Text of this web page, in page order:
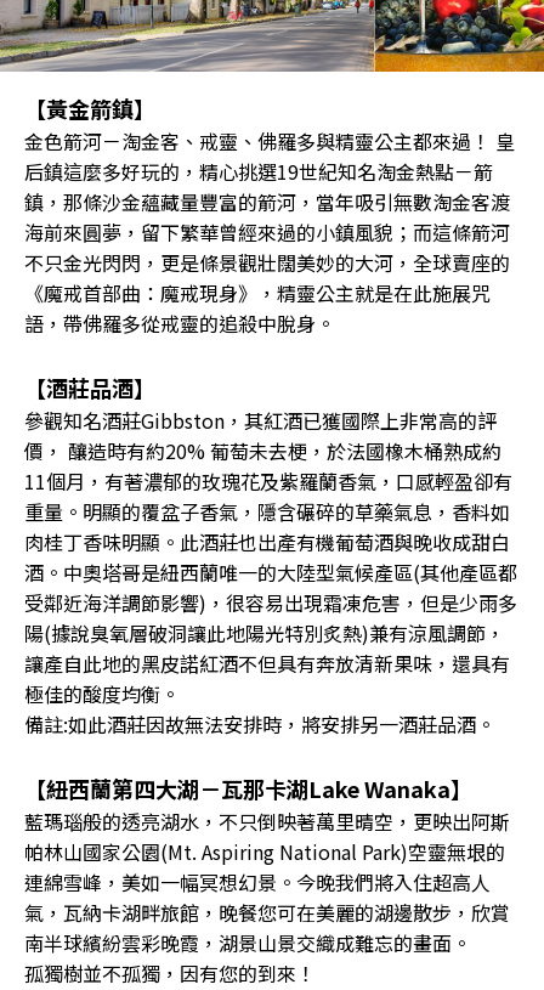
【黃金箭鎮】
金色箭河－淘金客、戒靈、佛羅多與精靈公主都來過！ 皇
后鎮這麼多好玩的，精心挑選19世紀知名淘金熱點－箭
鎮，那條沙金蘊藏量豐富的箭河，當年吸引無數淘金客渡
海前來圓夢，留下繁華曾經來過的小鎮風貌；而這條箭河
不只金光閃閃，更是條景觀壯闊美妙的大河，全球賣座的
《魔戒首部曲：魔戒現身》，精靈公主就是在此施展咒
語，帶佛羅多從戒靈的追殺中脫身。
【酒莊品酒】
參觀知名酒莊Gibbston，其紅酒已獲國際上非常高的評
價， 釀造時有約20% 葡萄未去梗，於法國橡木桶熟成約
11個月，有著濃郁的玫瑰花及紫羅蘭香氣，口感輕盈卻有
重量。明顯的覆盆子香氣，隱含碾碎的草藥氣息，香料如
肉桂丁香味明顯。此酒莊也出產有機葡萄酒與晚收成甜白
酒。中奧塔哥是紐西蘭唯一的大陸型氣候產區(其他產區都
受鄰近海洋調節影響)，很容易出現霜凍危害，但是少雨多
陽(據說臭氧層破洞讓此地陽光特別炙熱)兼有涼風調節，
讓產自此地的黑皮諾紅酒不但具有奔放清新果味，還具有
極佳的酸度均衡。
備註:如此酒莊因故無法安排時，將安排另一酒莊品酒。
【紐西蘭第四大湖－瓦那卡湖Lake Wanaka】
藍瑪瑙般的透亮湖水，不只倒映著萬里晴空，更映出阿斯
帕林山國家公園(Mt. Aspiring National Park)空靈無垠的
連綿雪峰，美如一幅冥想幻景。今晚我們將入住超高人
氣，瓦納卡湖畔旅館，晚餐您可在美麗的湖邊散步，欣賞
南半球繽紛雲彩晚霞，湖景山景交織成難忘的畫面。
孤獨樹並不孤獨，因有您的到來！